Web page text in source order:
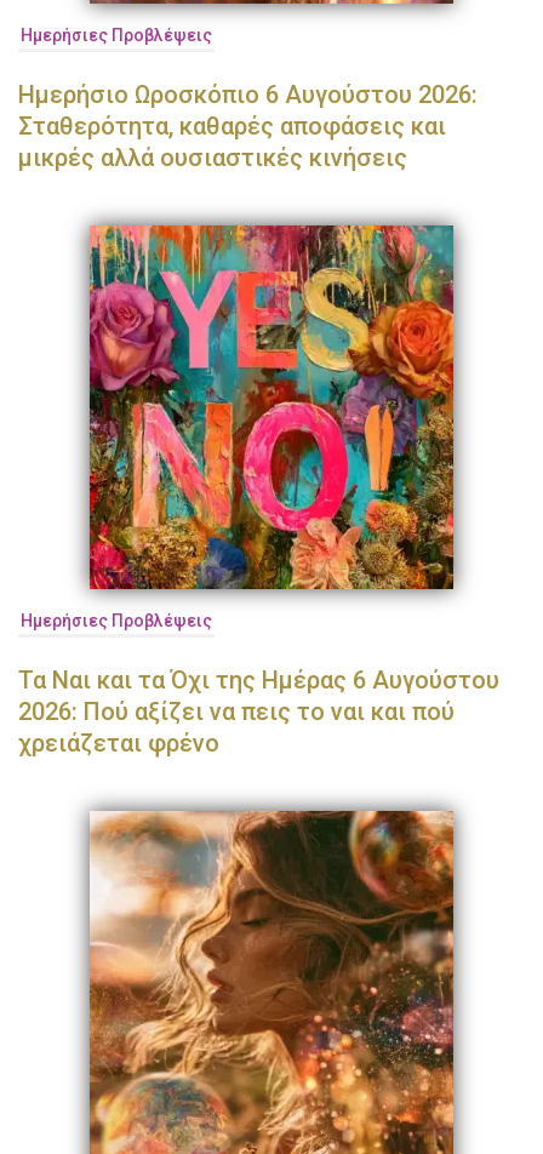
Ημερήσιες Προβλέψεις
Ημερήσιο Ωροσκόπιο 6 Αυγούστου 2026:
Σταθερότητα, καθαρές αποφάσεις και
μικρές αλλά ουσιαστικές κινήσεις
Ημερήσιες Προβλέψεις
Τα Ναι και τα Όχι της Ημέρας 6 Αυγούστου
2026: Πού αξίζει να πεις το ναι και πού
χρειάζεται φρένο